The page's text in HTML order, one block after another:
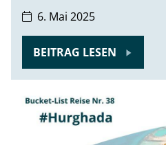
6. Mai 2025
BEITRAG LESEN